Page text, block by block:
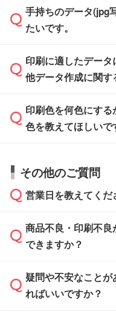
せいただければ、
タを1点作成いたし
積・ご注文フォー
ください。
ご入稿後は経験豊
がないかチェック
刷に進みますので
一部商品は入稿用
ます。各商品ペー
入稿用のテンプレ
Illustratorや
方」をご確認くだ
手持ちのデータ(jpg
たいです。
印刷に適したデー
タッフが事前に確
ムへ添付いただく
でお送りください
い合わせください。
なお、印刷用デー
印刷に適したデー
他データ作成に関す
データ作成でお困
サポートいたしま
から添付してお送
・解像度の低いデ
しい
解像度の低い画像
などを、印刷に適
・フルカラーデー
印刷色を何色にす
色を教えてほしいで
相談いただきます
ご希望や商品の本
本体色がブラック
白色か淡い色の印
す。
本体色がナチュラ
っきりと目立たせ
らかい雰囲気にし
その他のご質問
営業日を教えてくだ
営業日は平日の
休みとなります。
速やかに対応いた
商品不良・印刷不
できますか？
お手数をお掛けい
フまでご連絡くだ
疑問や不安なこと
ればいいですか？